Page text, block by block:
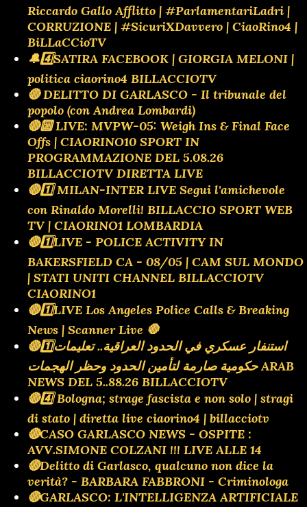
Riccardo Gallo Afflitto | #ParlamentariLadri |
CORRUZIONE | #SicuriXDavvero | CiaoRino4 |
BiLLaCCioTV
🔔4️⃣SATIRA FACEBOOK | GIORGIA MELONI |
politica ciaorino4 BILLACCIOTV
🔴 DELITTO DI GARLASCO - Il tribunale del
popolo (con Andrea Lombardi)
🔴🔟 LIVE: MVPW-05: Weigh Ins & Final Face
Offs | CIAORINO10 SPORT IN
PROGRAMMAZIONE DEL 5.08.26
BILLACCIOTV DIRETTA LIVE
🔴1️⃣ MILAN-INTER LIVE Segui l'amichevole
con Rinaldo Morelli! BILLACCIO SPORT WEB
TV | CIAORINO1 LOMBARDIA
🔴1️⃣LIVE - POLICE ACTIVITY IN
BAKERSFIELD CA - 08/05 | CAM SUL MONDO
| STATI UNITI CHANNEL BILLACCIOTV
CIAORINO1
🔴1️⃣LIVE Los Angeles Police Calls & Breaking
News | Scanner Live 🛑
🔴1️⃣استنفار عسكري في الحدود العراقية.. تعليمات
حكومية صارمة لتأمين الحدود وحظر الهجمات ARAB
NEWS DEL 5..88.26 BILLACCIOTV
🔴4️⃣ Bologna; strage fascista e non solo | stragi
di stato | diretta live ciaorino4 | billacciotv
🔴CASO GARLASCO NEWS - OSPITE :
AVV.SIMONE COLZANI !!! LIVE ALLE 14
🔴Delitto di Garlasco, qualcuno non dice la
verità? - BARBARA FABBRONI - Criminologa
🔴GARLASCO: L'INTELLIGENZA ARTIFICIALE